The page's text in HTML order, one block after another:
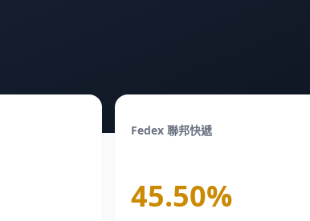
Fedex 聯邦快遞
45.50%